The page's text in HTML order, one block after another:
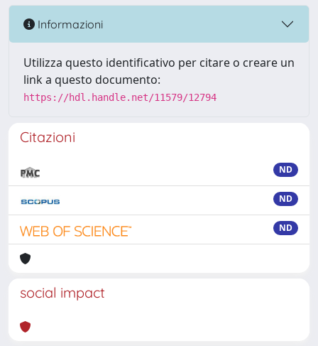
Informazioni
Utilizza questo identificativo per citare o creare un
link a questo documento:
https://hdl.handle.net/11579/12794
Citazioni
ND
ND
ND
social impact